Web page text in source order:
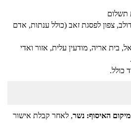
תשלום
דולב, צפון לפסגת זאב (כולל ענתות, אדם
בית אריה, מודעין עלית, אזור ואדי
מיקום האיסוף: נשר, לאחר קבלת אישור